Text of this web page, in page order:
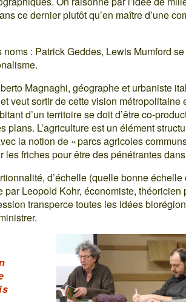
ce dernier plutôt qu’en maître d’une
: Patrick Geddes, Lewis Mumford
Magnaghi, géographe et urbaniste
veut sortir de cette vision métropolitaine
d’un territoire se doit d’être co-
plans. L’agriculture est un élément
la notion de « parcs agricoles
les friches pour être des pénétrantes
d’échelle (quelle bonne échelle
par Leopold Kohr, économiste, théoricien
transperce toutes les idées